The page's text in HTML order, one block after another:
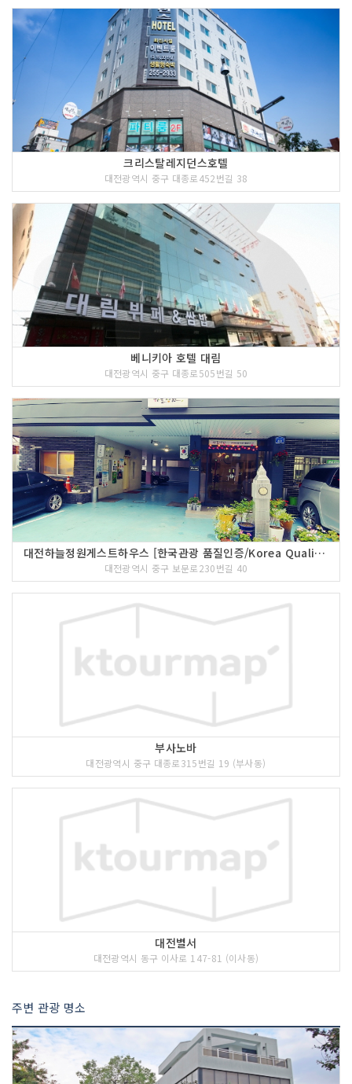
크리스탈레지던스호텔
대전광역시 중구 대종로452번길 38
베니키아 호텔 대림
대전광역시 중구 대종로505번길 50
대전하늘정원게스트하우스 [한국관광 품질인증/Korea Quality]
대전광역시 중구 보문로230번길 40
부사노바
대전광역시 중구 대종로315번길 19 (부사동)
대전별서
대전광역시 동구 이사로 147-81 (이사동)
주변 관광 명소